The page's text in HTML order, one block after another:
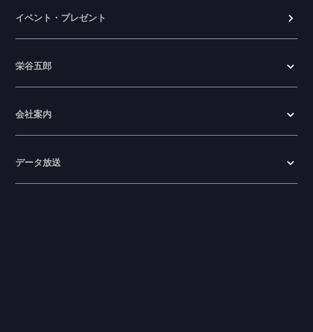
イベント・プレゼント
栄谷五郎
会社案内
データ放送